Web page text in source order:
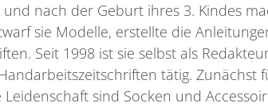
nach der Geburt ihres 3. Kindes
sie Modelle, erstellte die
Seit 1998 ist sie selbst als
tätig. Zunächst
sind Socken und